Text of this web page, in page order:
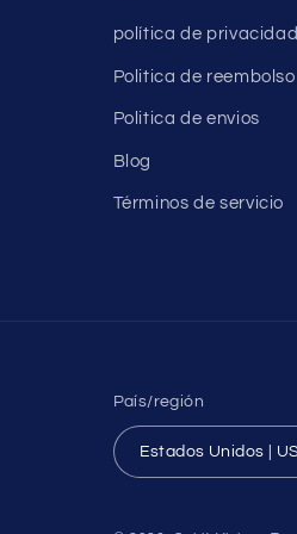
política de privacidad
Politica de reembolso
Politica de envios
Blog
Términos de servicio
País/región